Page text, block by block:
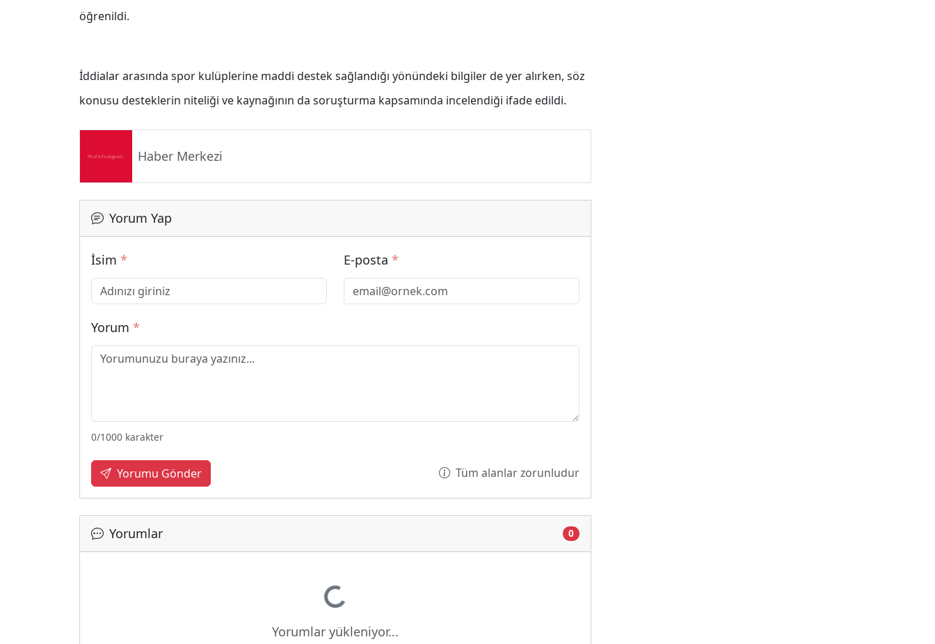
öğrenildi.
İddialar arasında spor kulüplerine maddi destek sağlandığı yönündeki bilgiler de yer alırken, söz
konusu desteklerin niteliği ve kaynağının da soruşturma kapsamında incelendiği ifade edildi.
Haber Merkezi
Yorum Yap
İsim * E-posta *
Yorum *
0/1000 karakter
Yorumu Gönder Tüm alanlar zorunludur
Yorumlar 0
Yükleniyor...
Yorumlar yükleniyor...